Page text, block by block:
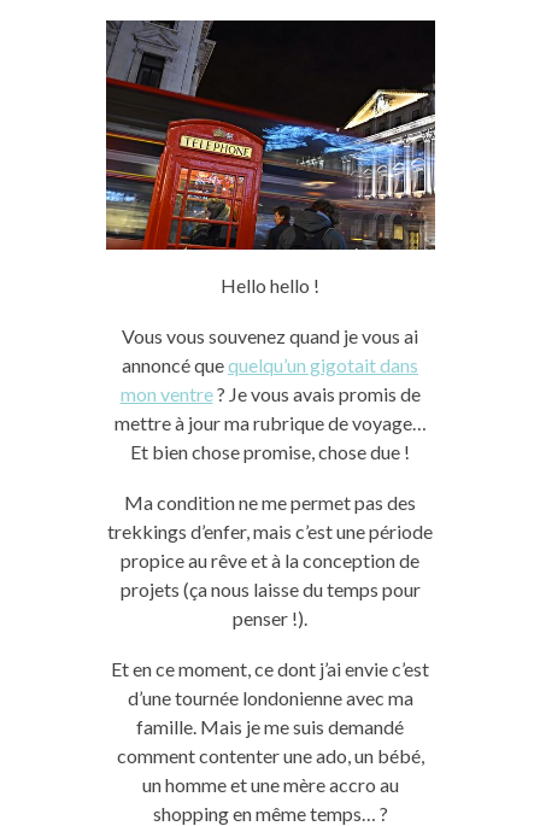
Hello hello !
Vous vous souvenez quand je vous ai
annoncé quequelqu’un gigotait dans
mon ventre? Je vous avais promis de
mettre à jour ma rubrique de voyage…
Et bien chose promise, chose due !
Ma condition ne me permet pas des
trekkings d’enfer, mais c’est une période
propice au rêve et à la conception de
projets (ça nous laisse du temps pour
penser !).
Et en ce moment, ce dont j’ai envie c’est
d’une tournée londonienne avec ma
famille. Mais je me suis demandé
comment contenter une ado, un bébé,
un homme et une mère accro au
shopping en même temps… ?